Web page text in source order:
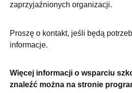
zaprzyjaźnionych organizacji.
Proszę o kontakt, jeśli będą
informacje.
Więcej informacji o wsparciu
znaleźć można na stronie